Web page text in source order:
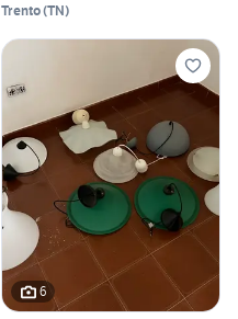
Trento(TN)
6